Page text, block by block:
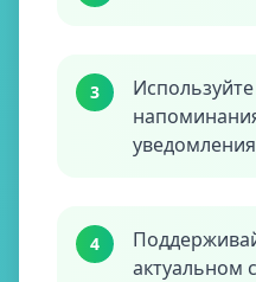
3
4
актуальном